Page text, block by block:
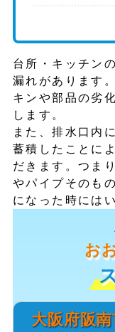
台所・キッチン
漏れがあります
キンや部品の劣
します。
また、排水口内
蓄積したことに
だきます。つま
やパイプそのも
になった時には
お
大阪府阪